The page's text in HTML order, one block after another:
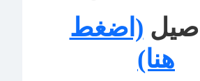
(اضغط
هنا)